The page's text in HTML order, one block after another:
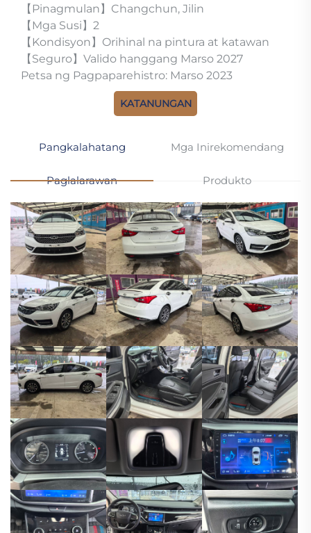
【Pinagmulan】Changchun, Jilin
【Mga Susi】2
【Kondisyon】Orihinal na pintura at katawan
【Seguro】Valido hanggang Marso 2027
Petsa ng Pagpaparehistro: Marso 2023
KATANUNGAN
Pangkalahatang
Paglalarawan
Mga Inirekomendang
Produkto